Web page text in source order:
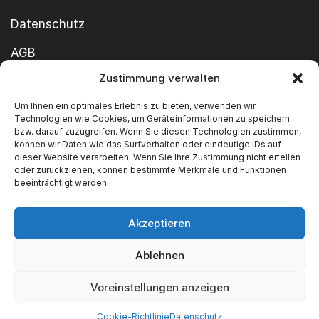
Zustimmung verwalten
Um Ihnen ein optimales Erlebnis zu bieten, verwenden wir
Technologien wie Cookies, um Geräteinformationen zu speichern
bzw. darauf zuzugreifen. Wenn Sie diesen Technologien zustimmen,
können wir Daten wie das Surfverhalten oder eindeutige IDs auf
dieser Website verarbeiten. Wenn Sie Ihre Zustimmung nicht erteilen
oder zurückziehen, können bestimmte Merkmale und Funktionen
beeinträchtigt werden.
Akzeptieren
Ablehnen
Voreinstellungen anzeigen
Cookie-RichtlinieDatenschutz
Datenschutz
AGB
Cookie-Richtlinie
Impressum
Copyright ©2026 SWT GmbH Built by